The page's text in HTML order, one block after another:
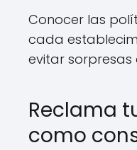
Conocer las
cada
evitar
Reclama
como